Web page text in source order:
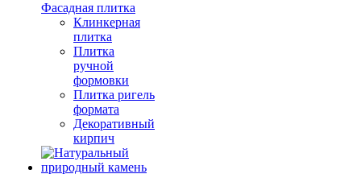
Фасадная плитка
Клинкерная
плитка
Плитка
ручной
формовки
Плитка ригель
формата
Декоративный
кирпич